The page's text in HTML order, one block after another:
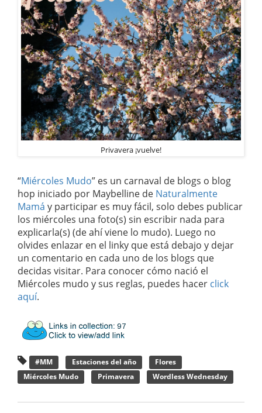
Privavera ¡vuelve!
“Miércoles Mudo” es un carnaval de blogs o blog
hop iniciado por Maybelline de Naturalmente
Mamá y participar es muy fácil, solo debes publicar
los miércoles una foto(s) sin escribir nada para
explicarla(s) (de ahí viene lo mudo). Luego no
olvides enlazar en el linky que está debajo y dejar
un comentario en cada uno de los blogs que
decidas visitar. Para conocer cómo nació el
Miércoles mudo y sus reglas, puedes hacer click
aquí.
#MM Estaciones del año
Flores
Miércoles Mudo
Primavera Wordless Wednesday